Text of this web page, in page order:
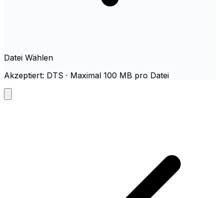
Datei Wählen
Akzeptiert: DTS · Maximal 100 MB pro Datei